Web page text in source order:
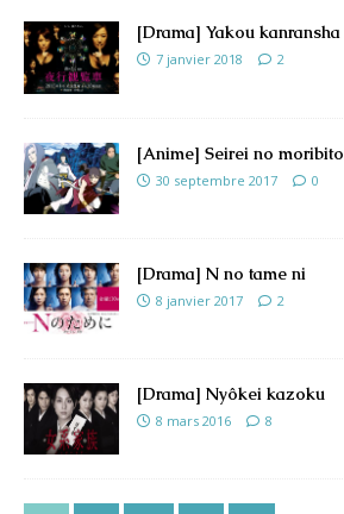
[Drama] Yakou kanransha
7 janvier 2018 2
[Anime] Seirei no moribito
30 septembre 2017 0
[Drama] N no tame ni
8 janvier 2017 2
[Drama] Nyôkei kazoku
8 mars 2016 8